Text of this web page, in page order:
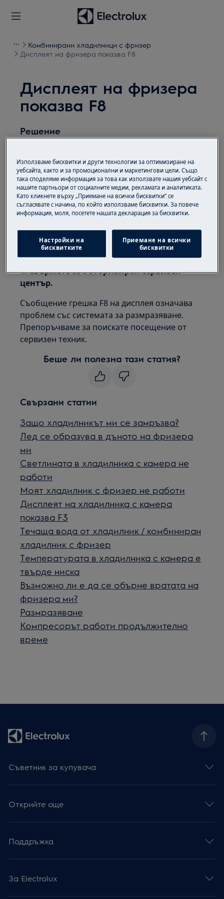
Комбинирани хладилници с фризер
Дисплеят на фризера показва F8
Дисплеят на фризера
показва F8
Решение
Hа дисплея на хладилника/хладилника с
фризер се показва F8
Приложимо към:
Хладилник/фризер
Решение:
1. Свържете се с оторизиран сервизен
център.
Съобщение грешка F8 на дисплея означава
проблем със системата за размразяване.
Препоръчваме за поискате посещение от
сервизен техник.
Беше ли полезна тази статия?
Свързани статии
Защо хладилникът ми се замръзва?
Лед се образува в дъното на фризера
ми
Светлината в хладилника с камера не
работи
Моят хладилник с фризер не работи
Дисплеят на хладилника с камера
показва F3
Течаща вода от хладилник / комбиниран
хладилник с фризер
Температурата в хладилника с камера е
твърде ниска
Възможно ли е да се обърне вратата на
фризера ми?
Размразяване
Компресорът работи продължително
време
Съветник за купувача
Открийте още
Поддръжка
За Electrolux
Използваме бисквитки и други технологии за оптимизиране на
уебсайта, както и за промоционални и маркетингови цели. Също
така споделяме информация за това как използвате нашия уебсайт с
нашите партньори от социалните медии, рекламата и аналитиката.
Като кликнете върху „Приемане на всички бисквитки“ се
съгласявате с начина, по който използваме бисквитки. За повече
информация, моля, посетете нашата декларация за бисквитки.
Настройки на
бисквитките
Приемане на всички
бисквитки